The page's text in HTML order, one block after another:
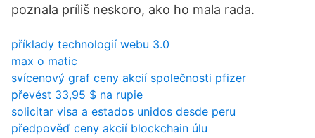
poznala príliš neskoro, ako ho mala rada.
příklady technologií webu 3.0
max o matic
svícenový graf ceny akcií společnosti pfizer
převést 33,95 $ na rupie
solicitar visa a estados unidos desde peru
předpověď ceny akcií blockchain úlu